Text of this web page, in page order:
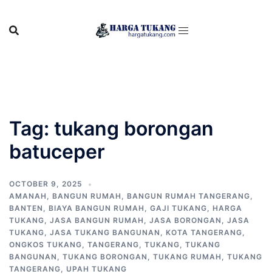
content
Tag: tukang borongan
batuceper
OCTOBER 9, 2025
AMANAH , BANGUN RUMAH , BANGUN RUMAH TANGERANG,
BANTEN , BIAYA BANGUN RUMAH , GAJI TUKANG, HARGA
TUKANG, JASA BANGUN RUMAH , JASA BORONGAN , JASA
TUKANG, JASA TUKANG BANGUNAN , KOTA TANGERANG,
ONGKOS TUKANG, TANGERANG, TUKANG, TUKANG
BANGUNAN , TUKANG BORONGAN , TUKANG RUMAH , TUKANG
TANGERANG, UPAH TUKANG